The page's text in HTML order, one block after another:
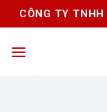
Skip
to
CÔNG TY